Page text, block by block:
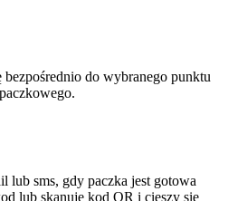
bezpośrednio do wybranego punktu
lub sms, gdy paczka jest gotowa
lub skanuje kod QR i cieszy się